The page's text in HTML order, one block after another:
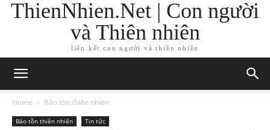
ThienNhien.Net | Con người
và Thiên nhiên
liên kết con người và thiên nhiên
Home Bảo tồn thiên nhiên
Bảo tồn thiên nhiên Tin tức